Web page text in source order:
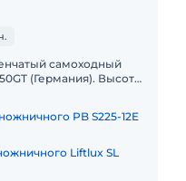
самоходный
(Германия). Высота
PB S225-12E
Liftlux SL